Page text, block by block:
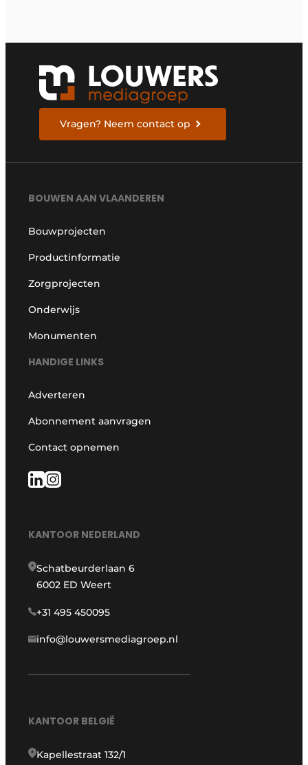
Vragen? Neem contact op
BOUWEN AAN VLAANDEREN
Bouwprojecten
Productinformatie
Zorgprojecten
Onderwijs
Monumenten
HANDIGE LINKS
Adverteren
Abonnement aanvragen
Contact opnemen
KANTOOR NEDERLAND
Schatbeurderlaan 6
6002 ED Weert
+31 495 450095
info@louwersmediagroep.nl
KANTOOR BELGIË
Kapellestraat 132/1